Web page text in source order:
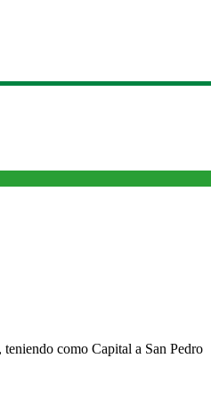
como Capital a San Pedro